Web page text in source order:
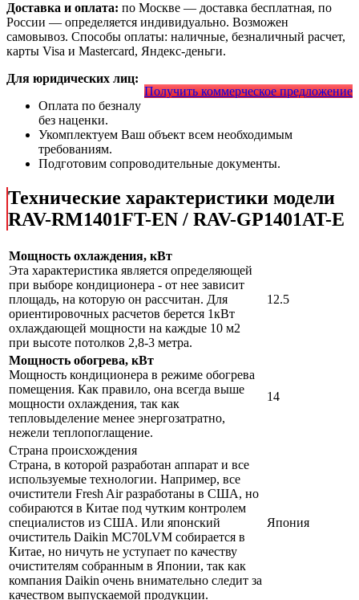
Доставка и оплата: по Москве — доставка бесплатная, по
России — определяется индивидуально. Возможен
самовывоз. Способы оплаты: наличные, безналичный расчет,
карты Visa и Mastercard, Яндекс-деньги.
Получить коммерческое предложение
Для юридических лиц:
Оплата по безналу
без наценки.
Укомплектуем Ваш объект всем необходимым
требованиям.
Подготовим сопроводительные документы.
Технические характеристики модели
RAV-RM1401FT-EN / RAV-GP1401AT-E
Мощность охлаждения, кВт
Эта характеристика является определяющей
при выборе кондиционера - от нее зависит
площадь, на которую он рассчитан. Для
ориентировочных расчетов берется 1кВт
охлаждающей мощности на каждые 10 м2
при высоте потолков 2,8-3 метра.
12.5
Мощность обогрева, кВт
Мощность кондиционера в режиме обогрева
помещения. Как правило, она всегда выше
мощности охлаждения, так как
тепловыделение менее энергозатратно,
нежели теплопоглащение.
14
Страна происхождения
Страна, в которой разработан аппарат и все
используемые технологии. Например, все
очистители Fresh Air разработаны в США, но
собираются в Китае под чутким контролем
специалистов из США. Или японский
очиститель Daikin MC70LVM собирается в
Китае, но ничуть не уступает по качеству
очистителям собранным в Японии, так как
компания Daikin очень внимательно следит за
качеством выпускаемой продукции.
Япония